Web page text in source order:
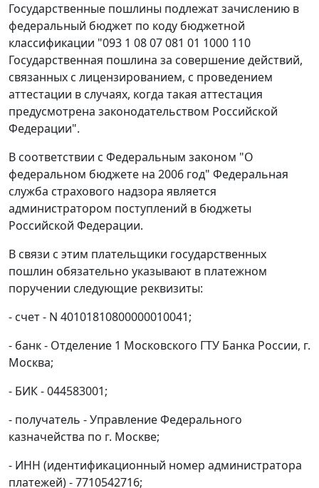
Государственные пошлины подлежат зачислению в
федеральный бюджет по коду бюджетной
классификации "093 1 08 07 081 01 1000 110
Государственная пошлина за совершение действий,
связанных с лицензированием, с проведением
аттестации в случаях, когда такая аттестация
предусмотрена законодательством Российской
Федерации".
В соответствии с Федеральным законом "О
федеральном бюджете на 2006 год" Федеральная
служба страхового надзора является
администратором поступлений в бюджеты
Российской Федерации.
В связи с этим плательщики государственных
пошлин обязательно указывают в платежном
поручении следующие реквизиты:
- счет - N 40101810800000010041;
- банк - Отделение 1 Московского ГТУ Банка России, г.
Москва;
- БИК - 044583001;
- получатель - Управление Федерального
казначейства по г. Москве;
- ИНН (идентификационный номер администратора
платежей) - 7710542716;